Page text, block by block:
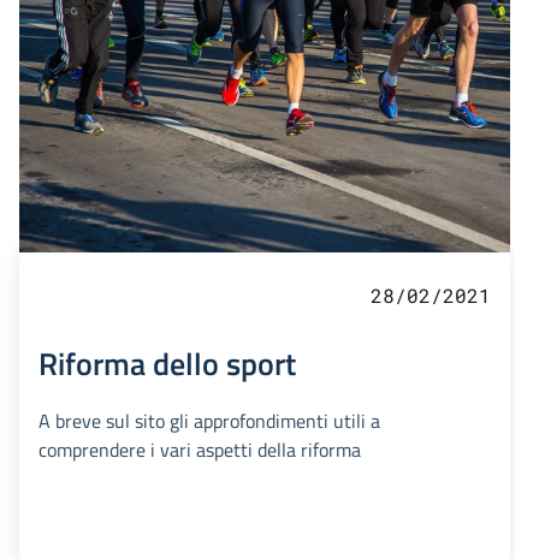
28/02/2021
Riforma dello sport
A breve sul sito gli approfondimenti utili a
comprendere i vari aspetti della riforma